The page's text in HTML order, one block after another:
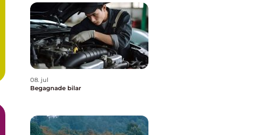
08. jul
Begagnade bilar